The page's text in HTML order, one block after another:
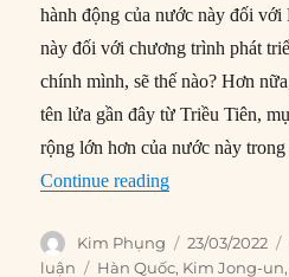
hành động của nước này đối
này đối với chương trình phát
chính mình, sẽ thế nào? Hơn
tên lửa gần đây từ Triều Tiên,
rộng lớn hơn của nước này
Continue reading“Quan điểm
Author
Kim Phụng
Posted
on
23/03/2022
luận
Tags
Hàn Quốc, Kim Jong-un,